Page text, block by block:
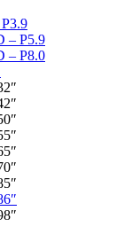
– P5.9
– P8.0